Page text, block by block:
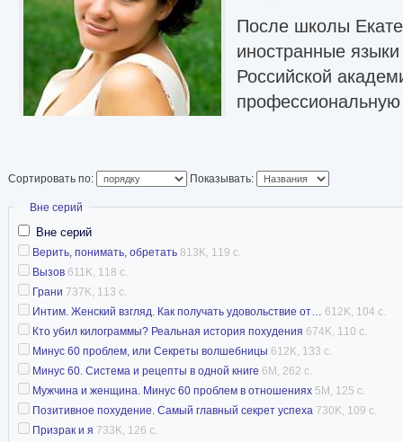
После школы
иностранные
Российской
килограммами.
сильно располнела, а после родов ей
Она поспешила поделиться своими мыслями
в 2007 году увидела свет ее книга «Система
волшебное похудение», ставшая
Екатериной Миримановой было написано
серии «Система минус 60»: «Я — едоголик»,
мультиварке», «Дневники волшебницы»,
Мужчина и женщина. Минус 60 проблем в
В 2009 Екатерина Мириманова увлеклась
литературой и написала книгу «Призрак и
Сортировать по: Показывать:
Скрыть
Вне серий
Вне серий
Верить, понимать, обретать 813K, 119 с.
Вызов 611K, 118 с.
Грани 737K, 113 с.
Интим. Женский взгляд. Как получать удовольствие от… 612K, 104 с.
Кто убил килограммы? Реальная история похудения 674K, 110 с.
Минус 60 проблем, или Секреты волшебницы 612K, 133 с.
Минус 60. Система и рецепты в одной книге 6M, 262 с.
Мужчина и женщина. Минус 60 проблем в отношениях 5M, 125 с.
Позитивное похудение. Самый главный секрет успеха 730K, 109 с.
Призрак и я 733K, 126 с.